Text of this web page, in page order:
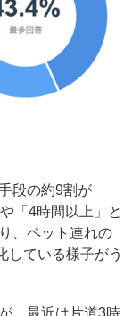
段の約9割が
「4時間以上」と
、ペット連れの
している様子がう
、最近は片道3時